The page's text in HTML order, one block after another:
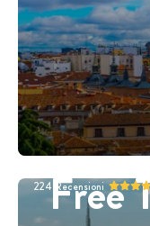
Free
224 Recensioni